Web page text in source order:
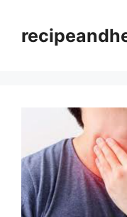
content